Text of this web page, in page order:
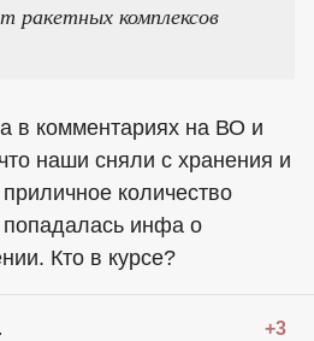
ракетных комплексов
в комментариях на ВО и
наши сняли с хранения и
количество
попадалась инфа о
Кто в курсе?
+3